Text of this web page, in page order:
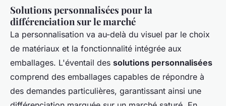
Solutions personnalisées pour la
différenciation sur le marché
La personnalisation va au-delà du visuel par le choix
de matériaux et la fonctionnalité intégrée aux
emballages. L'éventail des solutions personnalisées
comprend des emballages capables de répondre à
des demandes particulières, garantissant ainsi une